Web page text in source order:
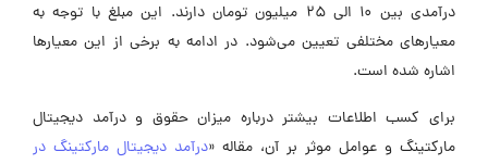
درآمدی بین ۱۰ الی ۲۵ میلیون تومان دارند. این مبلغ با توجه به
معیارهای مختلفی تعیین می‌شود. در ادامه به برخی از این معیارها
اشاره شده است.
برای کسب اطلاعات بیشتر درباره میزان حقوق و درآمد دیجیتال
مارکتینگ و عوامل موثر بر آن، مقاله «درآمد دیجیتال مارکتینگ در